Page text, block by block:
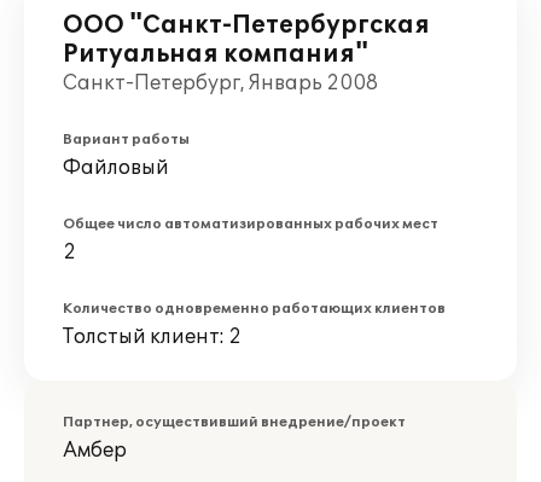
ООО "Санкт-Петербургская
Ритуальная компания"
Санкт-Петербург, Январь 2008
Вариант работы
Файловый
Общее число автоматизированных рабочих мест
2
Количество одновременно работающих клиентов
Толстый клиент: 2
Партнер, осуществивший внедрение/проект
Амбер